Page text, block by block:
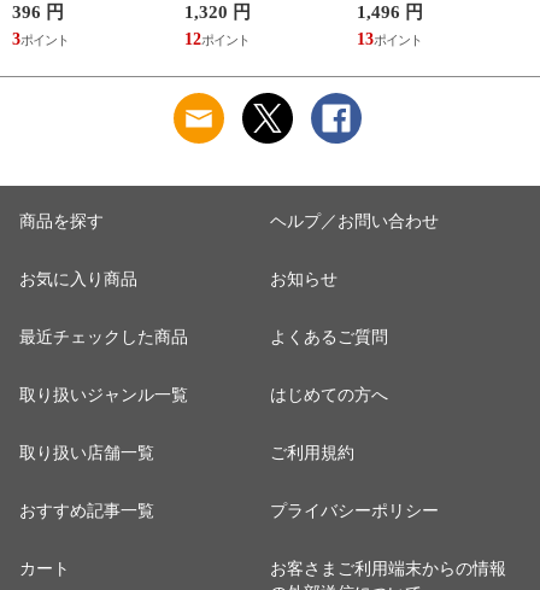
ソックス
396 円
3
GUNZE ボディワイ
ルド イージーエック
ス
1,320 円
12
ーシャツ 吸汗速乾
1,496 円
13
商品を探す
お気に入り商品
最近チェックした商品
取り扱いジャンル一覧
取り扱い店舗一覧
おすすめ記事一覧
カート
ヘルプ／お問い合わせ
お知らせ
よくあるご質問
はじめての方へ
ご利用規約
プライバシーポリシー
お客さまご利用端末からの情報